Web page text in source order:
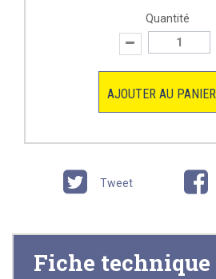
Quantité
AJOUTER AU PANIER
Tweet
Fiche technique